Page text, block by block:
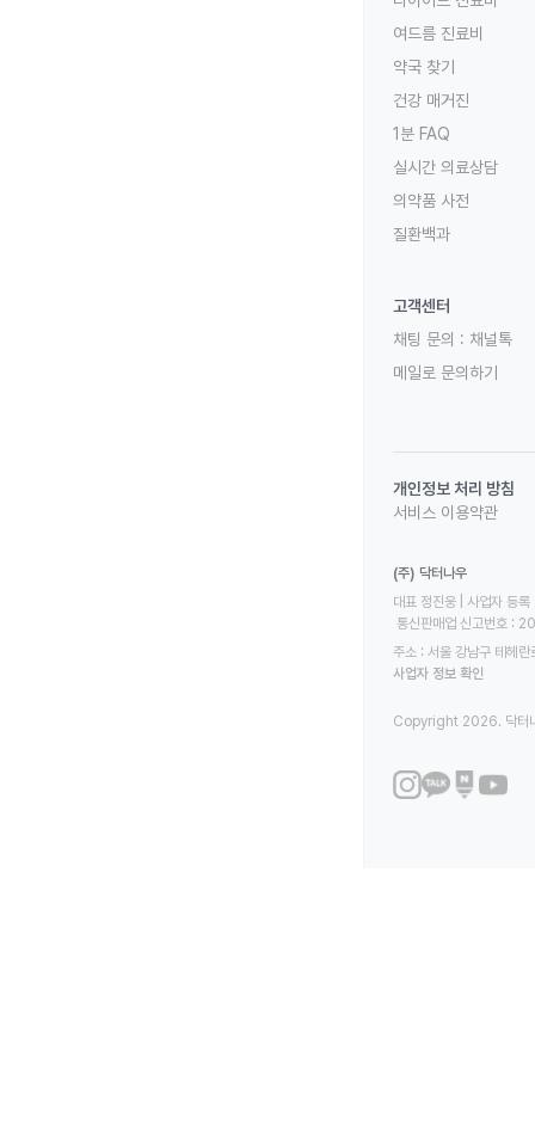
여드름 진료비
약국 찾기
건강 매거진
1분 FAQ
실시간 의료상담
의약품 사전
질환백과
고객센터
채팅 문의 : 채널톡
메일로 문의하기
개인정보 처리 방침
서비스 이용약관
(주) 닥터나우
대표 정진웅 | 사업자
통신판매업 신고번호
주소 : 서울 강남구 테헤
사업자 정보 확인
Copyright 2026. 닥터